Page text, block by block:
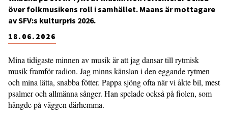
18.06.2026
över folkmusikens roll i samhället. Maans är mottagare
av SFV:s kulturpris 2026.
Mina tidigaste minnen av musik är att jag dansar till rytmisk
musik framför radion. Jag minns känslan i den eggande rytmen
och mina lätta, snabba fötter. Pappa sjöng ofta när vi åkte bil, mest
psalmer och allmänna sånger. Han spelade också på fiolen, som
hängde på väggen därhemma.